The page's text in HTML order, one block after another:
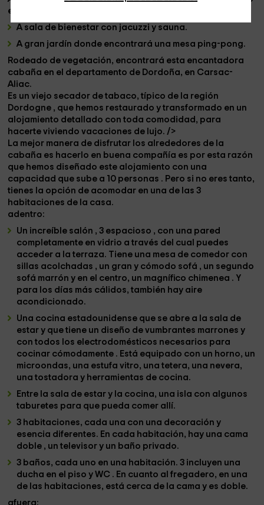
en el mismo sitio:
A sala de bienestar con jacuzzi y sauna.
A gran jardín donde encontrará una mesa ping-pong.
Rodeado de vegetación, encontrará esta encantadora
cabaña en el departamento de Dordoña, en Carsac-
Aliac.
Es un viejo secador de tabaco, típico de la región
Dordogne , que hemos restaurado y transformado en un
alojamiento detallado con toda comodidad, para
hacerte viviendo vacaciones de lujo. />
La mejor manera de disfrutar los alrededores de la
cabaña es hacerlo en buena compañía es por esta razón
que hemos diseñado este alojamiento con una
capacidad que sube a 10 personas . Pero si no eres tanto,
tienes la opción de acomodar en una de las 3
habitaciones de la casa.
adentro:
Un increíble salón ,3 espacioso , con una pared
completamente en vidrio a través del cual puedes
acceder a la terraza. Tiene una mesa de comedor con
sillas acolchadas , un gran y cómodo sofá , un segundo
sofá marrón y en el centro, un magnífico chimenea . Y
para los días más cálidos, también hay aire
acondicionado.
Una cocina estadounidense que se abre a la sala de
estar y que tiene un diseño de vumbrantes marronesy
contodos los electrodomésticos necesarios para
cocinar cómodamente . Está equipado con un horno, un
microondas, una estufa vitro, una tetera, una nevera,
una tostadora y herramientas de cocina.
Entre la sala de estar y la cocina, una isla con algunos
taburetes para que pueda comer allí.
3 habitaciones, cada una con una decoración y
esencia diferentes. En cada habitación, hay una cama
doble , un televisor y un baño privado.
3 baños, cada uno en una habitación.3 incluyen una
ducha en el piso y WC . En cuanto al fregadero, en una
de las habitaciones, está cerca de la cama y es doble.
afuera: